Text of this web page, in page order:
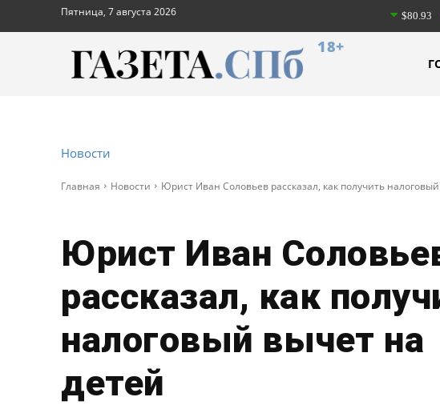
Пятница, 7 августа 2026 $80.93
18+
Новости
Главная Новости Юрист Иван Соловьев рассказал, как получить
Юрист Иван
рассказал, как
налоговый вычет на
детей